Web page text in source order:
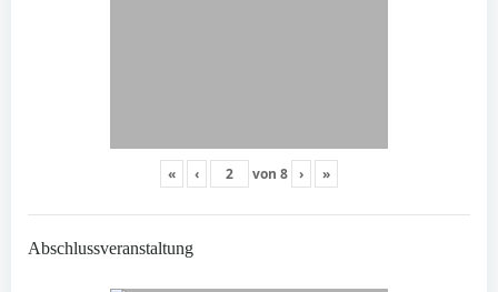
« ‹ von 8 › »
Abschlussveranstaltung